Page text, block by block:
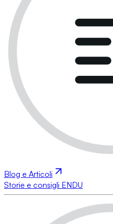
Blog e Articoli
Storie e consigli ENDU